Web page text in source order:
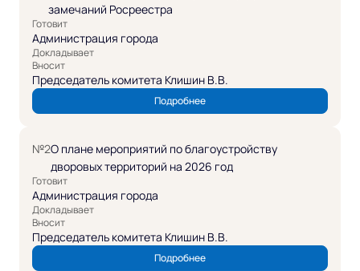
замечаний Росреестра
Готовит
Администрация города
Докладывает
Вносит
Председатель комитета Клишин В.В.
Подробнее
№2О плане мероприятий по благоустройству
дворовых территорий на 2026 год
Готовит
Администрация города
Докладывает
Вносит
Председатель комитета Клишин В.В.
Подробнее